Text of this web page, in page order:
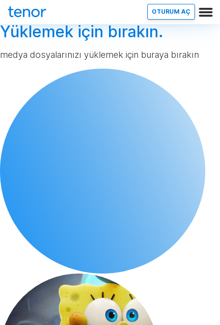
OTURUM AÇ
Yüklemek için bırakın.
medya dosyalarınızı yüklemek için buraya bırakın